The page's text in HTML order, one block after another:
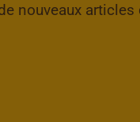
nouveaux